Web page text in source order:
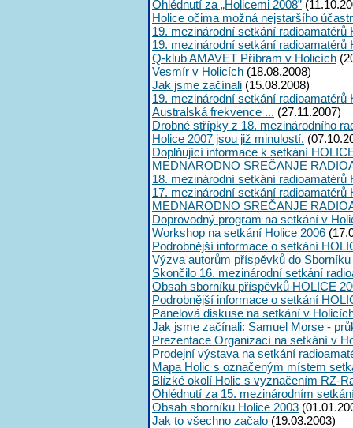
Ohlédnutí za „Holicemi 2008”
Holice očima možná nejstaršího
19. mezinárodní setkání radioamatérů
19. mezinárodní setkání
Q-klub AMAVET Příbram v Holicích
Vesmír v Holicích (18.08.2008)
Jak jsme začínali (15.08.2008)
19. mezinárodní setkání
Australská frekvence ... (27.11.2007)
Drobné střípky z 18. mezinárodního
Holice 2007 jsou již minulostí.
Doplňující informace k setkání
MEDNARODNO SREČANJE
18. mezinárodní setkání radioamatérů
17. mezinárodní setkání radioamatérů
MEDNARODNO SREČANJE
Doprovodný program na setkání v
Workshop na setkání Holice 2006
Podrobnější informace o setkání
Výzva autorům příspěvků do
Skončilo 16. mezinárodní setkání
Obsah sborníku příspěvků HOLICE
Podrobnější informace o setkání
Panelová diskuse na setkání v
Jak jsme začínali: Samuel Morse -
Prezentace Organizací na setkání v
Prodejní výstava na setkání
Mapa Holic s označeným místem
Blízké okolí Holic s vyznačením RZ-
Ohlédnutí za 15. mezinárodním
Obsah sborníku Holice 2003
Jak to všechno začalo (19.03.2003)